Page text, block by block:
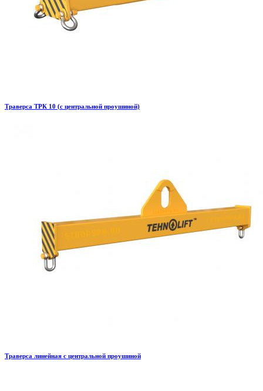
Траверса ТРК 10 (с центральной проушиной)
Траверса линейная с центральной проушиной